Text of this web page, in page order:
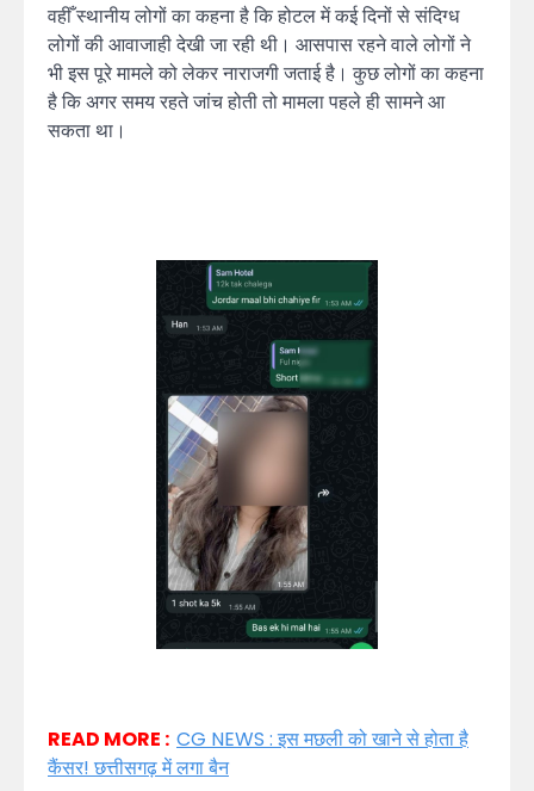
वहीँ स्थानीय लोगों का कहना है कि होटल में कई दिनों से संदिग्ध
लोगों की आवाजाही देखी जा रही थी। आसपास रहने वाले लोगों ने
भी इस पूरे मामले को लेकर नाराजगी जताई है। कुछ लोगों का कहना
है कि अगर समय रहते जांच होती तो मामला पहले ही सामने आ
सकता था।
READ MORE : CG NEWS : इस मछली को खाने से होता है
कैंसर! छत्तीसगढ़ में लगा बैन